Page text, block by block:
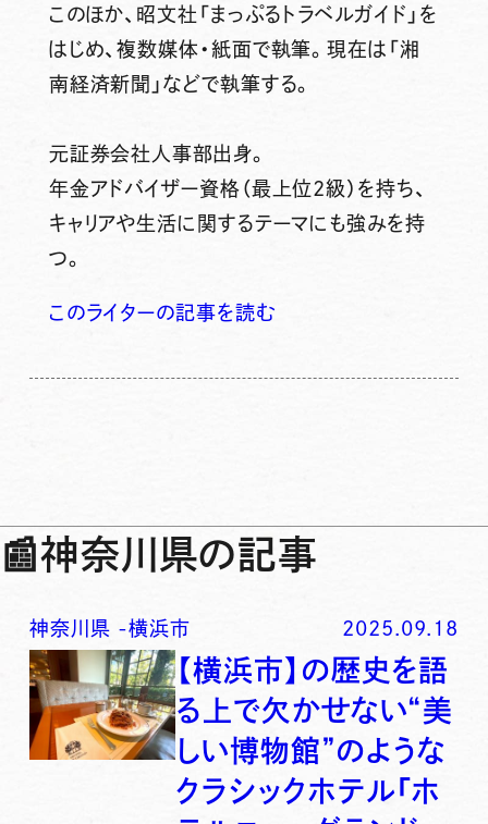
このほか、昭文社「まっぷるトラベルガイド」を
はじめ、複数媒体・紙面で執筆。現在は「湘
南経済新聞」などで執筆する。
元証券会社人事部出身。
年金アドバイザー資格（最上位2級）を持ち、
キャリアや生活に関するテーマにも強みを持
つ。
このライターの記事を読む
📰神奈川県の記事
神奈川県 -横浜市 2025.09.18
【横浜市】の歴史を語
る上で欠かせない“美
しい博物館”のような
クラシックホテル「ホ